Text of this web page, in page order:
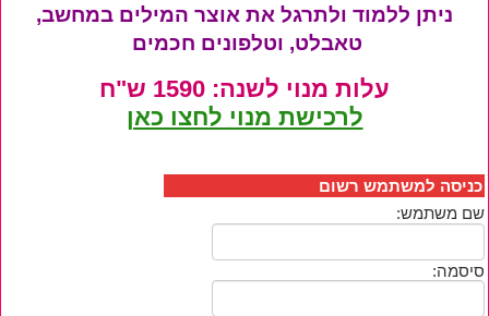
ניתן ללמוד ולתרגל את אוצר המילים במחשב,
טאבלט, וטלפונים חכמים
עלות מנוי לשנה: 1590 ש"ח
לרכישת מנוי לחצו כאן
כניסה למשתמש רשום
שם משתמש:
סיסמה: